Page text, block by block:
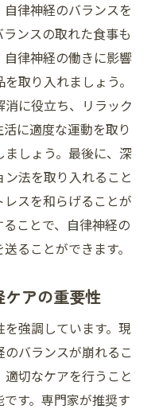
ぼす影響
スタイルの選択
のホビーの重要性
サポート
経の整え方の結論
認する
アの総まとめ
健康に与える影響
めのアドバイス
取り組み方
律神経のバランスを
ンスの取れた食事も
律神経の働きに影響
取り入れましょう。
に役立ち、リラック
に適度な運動を取り
しょう。最後に、深
法を取り入れること
スを和らげることが
ことで、自律神経の
ることができます。
アの重要性
強調しています。現
バランスが崩れるこ
切なケアを行うこと
す。専門家が推奨す